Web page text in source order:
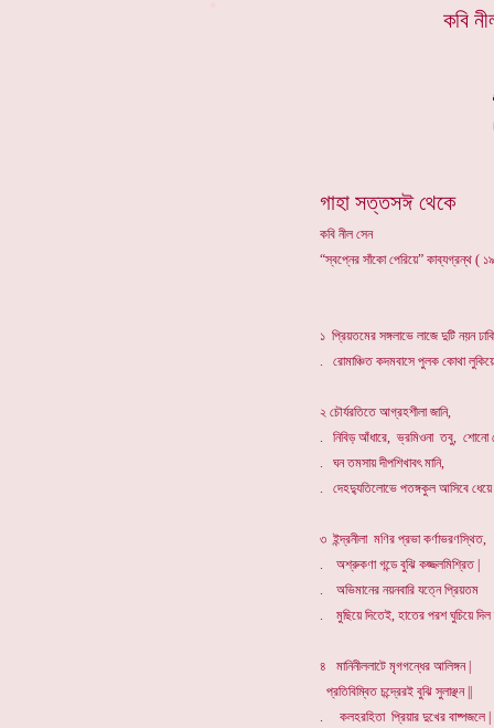
কবি
গাহা সত্তসঈ থেকে
কবি নীল সেন
“স্বপ্নের সাঁকো পেরিয়ে” কাব্যগ্রন্থ (
১ প্রিয়তমের সঙ্গলাভে লাজে দুটি নয়ন
. রোমাঞ্চিত কদমবাসে পুলক কোথা লুকিয়ে
২ চৌর্যরতিতে আগ্রহশীলা জানি,
. নিবিড় আঁধারে, ভ্রমিওনা তবু, শোনো
. ঘন তমসায় দীপশিখাবৎ মানি,
. দেহদ্যুতিলোভে পতঙ্গকুল আসিবে ধেয়ে
৩ ইন্দ্রনীলা মণির প্রভা কর্ণাভরণস্থিত,
. অশ্রুকণা গন্ডে বুঝি কজ্জলমিশ্রিত |
. অভিমানের নয়নবারি যত্নে প্রিয়তম
. মুছিয়ে দিতেই, হাতের পরশ ঘুচিয়ে
৪ মানিনীললাটে মৃগগন্ধের আলিঙ্গন |
প্রতিবিম্বিত চন্দ্রেরই বুঝি সুলাঞ্ছন ||
. কলহরহিতা প্রিয়ার দুখের বাষ্পজলে |